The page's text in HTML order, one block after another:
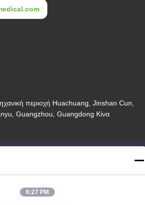
περιοχή Huachuang, Jinshan Cun,
Guangzhou, Guangdong Κίνα
6:27 PM